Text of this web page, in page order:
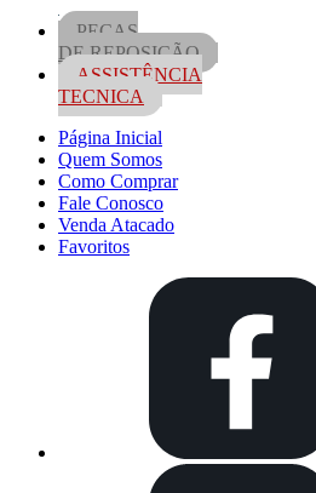
PEÇAS
DE REPOSIÇÃO
ASSISTÊNCIA
TECNICA
Página Inicial
Quem Somos
Como Comprar
Fale Conosco
Venda Atacado
Favoritos